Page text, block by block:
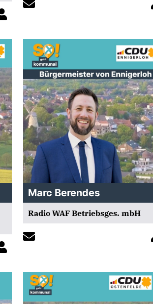
Marc Berendes
Radio WAF Betriebsges. mbH